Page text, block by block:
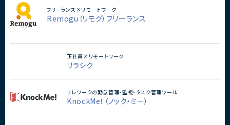
フリーランス×リモートワーク
Remogu（リモグ）フリーランス
正社員×リモートワーク
リラシク
テレワークの勤怠管理・監視・タスク管理ツール
KnockMe！（ノック・ミー）